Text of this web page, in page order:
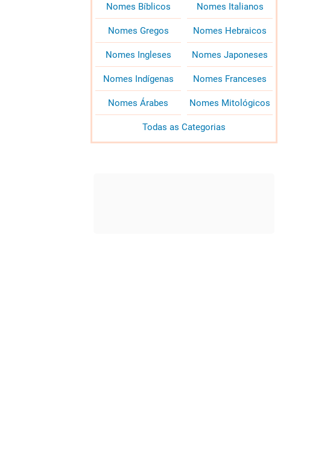
Nomes Bíblicos Nomes Italianos
Nomes Gregos Nomes Hebraicos
Nomes Ingleses Nomes Japoneses
Nomes Indígenas Nomes Franceses
Nomes Árabes Nomes Mitológicos
Todas as Categorias